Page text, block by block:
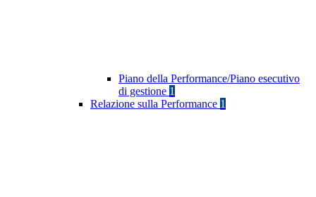
Piano della Performance/Piano esecutivo
di gestione 1
Relazione sulla Performance 1